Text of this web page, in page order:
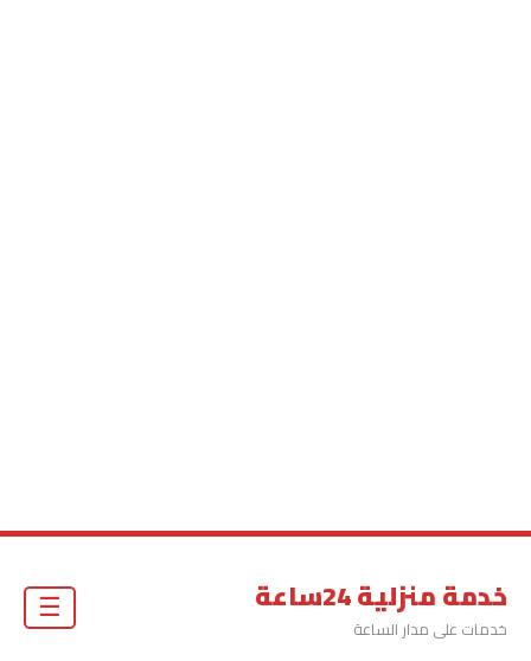
خدمة منزلية 24ساعة
خدمات على مدار الساعة
☰